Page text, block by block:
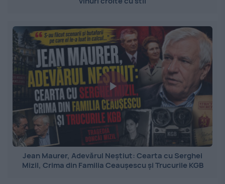
Jean Maurer, Adevărul Neștiut: Cearta cu Serghei
Mizil, Crima din Familia Ceaușescu și Trucurile KGB